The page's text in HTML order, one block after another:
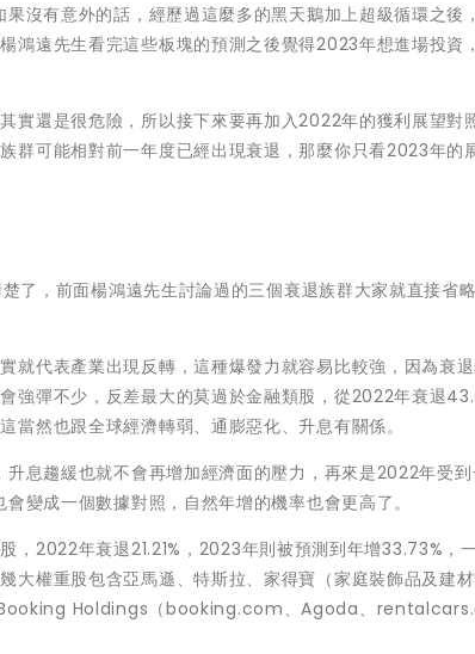
沒有意外的話，經歷過這麼多的黑天鵝加上超級循環之後
鴻遠先生看完這些板塊的預測之後覺得2023年想進場投資
實還是很危險，所以接下來要再加入2022年的獲利展望對
群可能相對前一年度已經出現衰退，那麼你只看2023年的
了，前面楊鴻遠先生討論過的三個衰退族群大家就直接省
就代表產業出現反轉，這種爆發力就容易比較強，因為衰
強彈不少，反差最大的莫過於金融類股，從2022年衰退
當然也跟全球經濟轉弱、通膨惡化、升息有關係。
息趨緩也就不會再增加經濟面的壓力，再來是2022年受
變成一個數據對照，自然年增的機率也會更高了。
，2022年衰退21.21%，2023年則被預測到年增33.73%，
大權重股包含亞馬遜、特斯拉、家得寶（家庭裝飾品及建
Booking Holdings（booking.com、Agoda、